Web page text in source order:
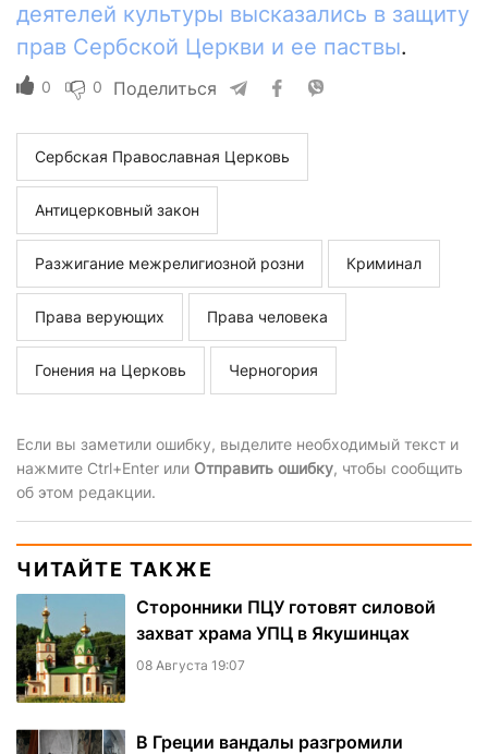
деятелей культуры высказались в защиту
прав Сербской Церкви и ее паствы.
0 0 Поделиться
Сербская Православная Церковь
Антицерковный закон
Разжигание межрелигиозной розни Криминал
Права верующих Права человека
Гонения на Церковь Черногория
Если вы заметили ошибку, выделите необходимый текст и
нажмите Ctrl+Enter или Отправить ошибку, чтобы сообщить
об этом редакции.
ЧИТАЙТЕ ТАКЖЕ
Сторонники ПЦУ готовят силовой
захват храма УПЦ в Якушинцах
08 Августа 19:07
В Греции вандалы разгромили